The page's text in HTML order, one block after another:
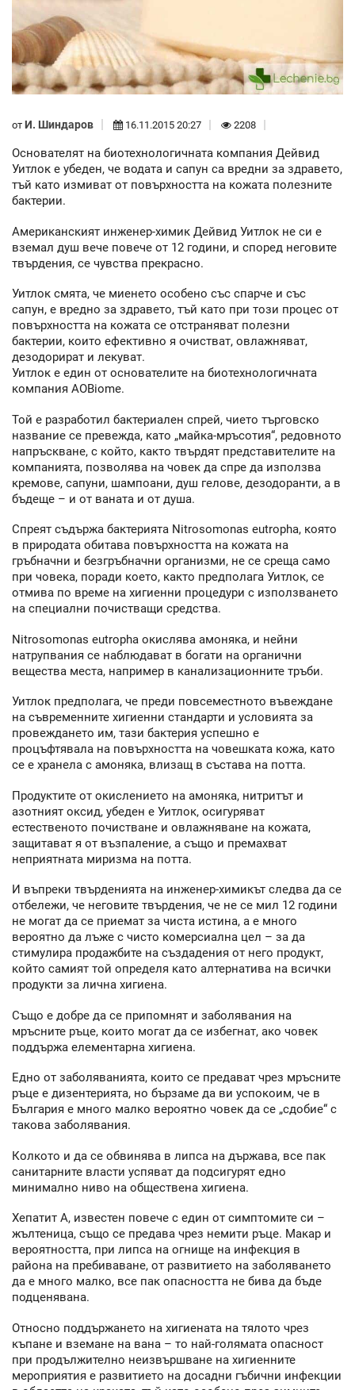
от И. Шиндаров 16.11.2015 20:27 2208
Основателят на биотехнологичната компания Дейвид
Уитлок е убеден, че водата и сапун са вредни за здравето,
тъй като измиват от повърхността на кожата полезните
бактерии.
Американският инженер-химик Дейвид Уитлок не си е
вземал душ вече повече от 12 години, и според неговите
твърдения, се чувства прекрасно.
Уитлок смята, че миенето особено със спарче и със
сапун, е вредно за здравето, тъй като при този процес от
повърхността на кожата се отстраняват полезни
бактерии, които ефективно я очистват, овлажняват,
дезодорират и лекуват.
Уитлок е един от основателите на биотехнологичната
компания AOBiome.
Той е разработил бактериален спрей, чието търговско
название се превежда, като „майка-мръсотия“, редовното
напръскване, с който, както твърдят представителите на
компанията, позволява на човек да спре да използва
кремове, сапуни, шампоани, душ гелове, дезодоранти, а в
бъдеще – и от ваната и от душа.
Спреят съдържа бактерията Nitrosomonas eutropha, която
в природата обитава повърхността на кожата на
гръбначни и безгръбначни организми, не се среща само
при човека, поради което, както предполага Уитлок, се
отмива по време на хигиенни процедури с използването
на специални почистващи средства.
Nitrosomonas eutropha окислява амоняка, и нейни
натрупвания се наблюдават в богати на органични
вещества места, например в канализационните тръби.
Уитлок предполага, че преди повсеместното въвеждане
на съвременните хигиенни стандарти и условията за
провеждането им, тази бактерия успешно е
процъфтявала на повърхността на човешката кожа, като
се е хранела с амоняка, влизащ в състава на потта.
Продуктите от окислението на амоняка, нитритът и
азотният оксид, убеден е Уитлок, осигуряват
естественото почистване и овлажняване на кожата,
защитават я от възпаление, а също и премахват
неприятната миризма на потта.
И въпреки твърденията на инженер-химикът следва да се
отбележи, че неговите твърдения, че не се мил 12 години
не могат да се приемат за чиста истина, а е много
вероятно да лъже с чисто комерсиална цел – за да
стимулира продажбите на създадения от него продукт,
който самият той определя като алтернатива на всички
продукти за лична хигиена.
Също е добре да се припомнят и заболявания на
мръсните ръце, които могат да се избегнат, ако човек
поддържа елементарна хигиена.
Едно от заболяванията, които се предават чрез мръсните
ръце е дизентерията, но бързаме да ви успокоим, че в
България е много малко вероятно човек да се „сдобие“ с
такова заболявания.
Колкото и да се обвинява в липса на държава, все пак
санитарните власти успяват да подсигурят едно
минимално ниво на обществена хигиена.
Хепатит А, известен повече с един от симптомите си –
жълтеница, също се предава чрез немити ръце. Макар и
вероятността, при липса на огнище на инфекция в
района на пребиваване, от развитието на заболяването
да е много малко, все пак опасността не бива да бъде
подценявана.
Относно поддържането на хигиената на тялото чрез
къпане и вземане на вана – то най-голямата опасност
при продължително неизвършване на хигиенните
мероприятия е развитието на досадни гъбични инфекции